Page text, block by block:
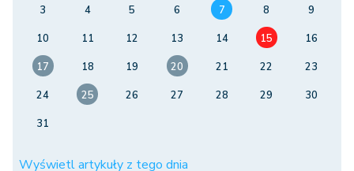
3
4 5 6 7 8
9
10
11 12 13 14 15
16
17
18 19 20 21 22
23
24
25 26 27 28 29
30
31
Wyświetl artykuły z tego dnia